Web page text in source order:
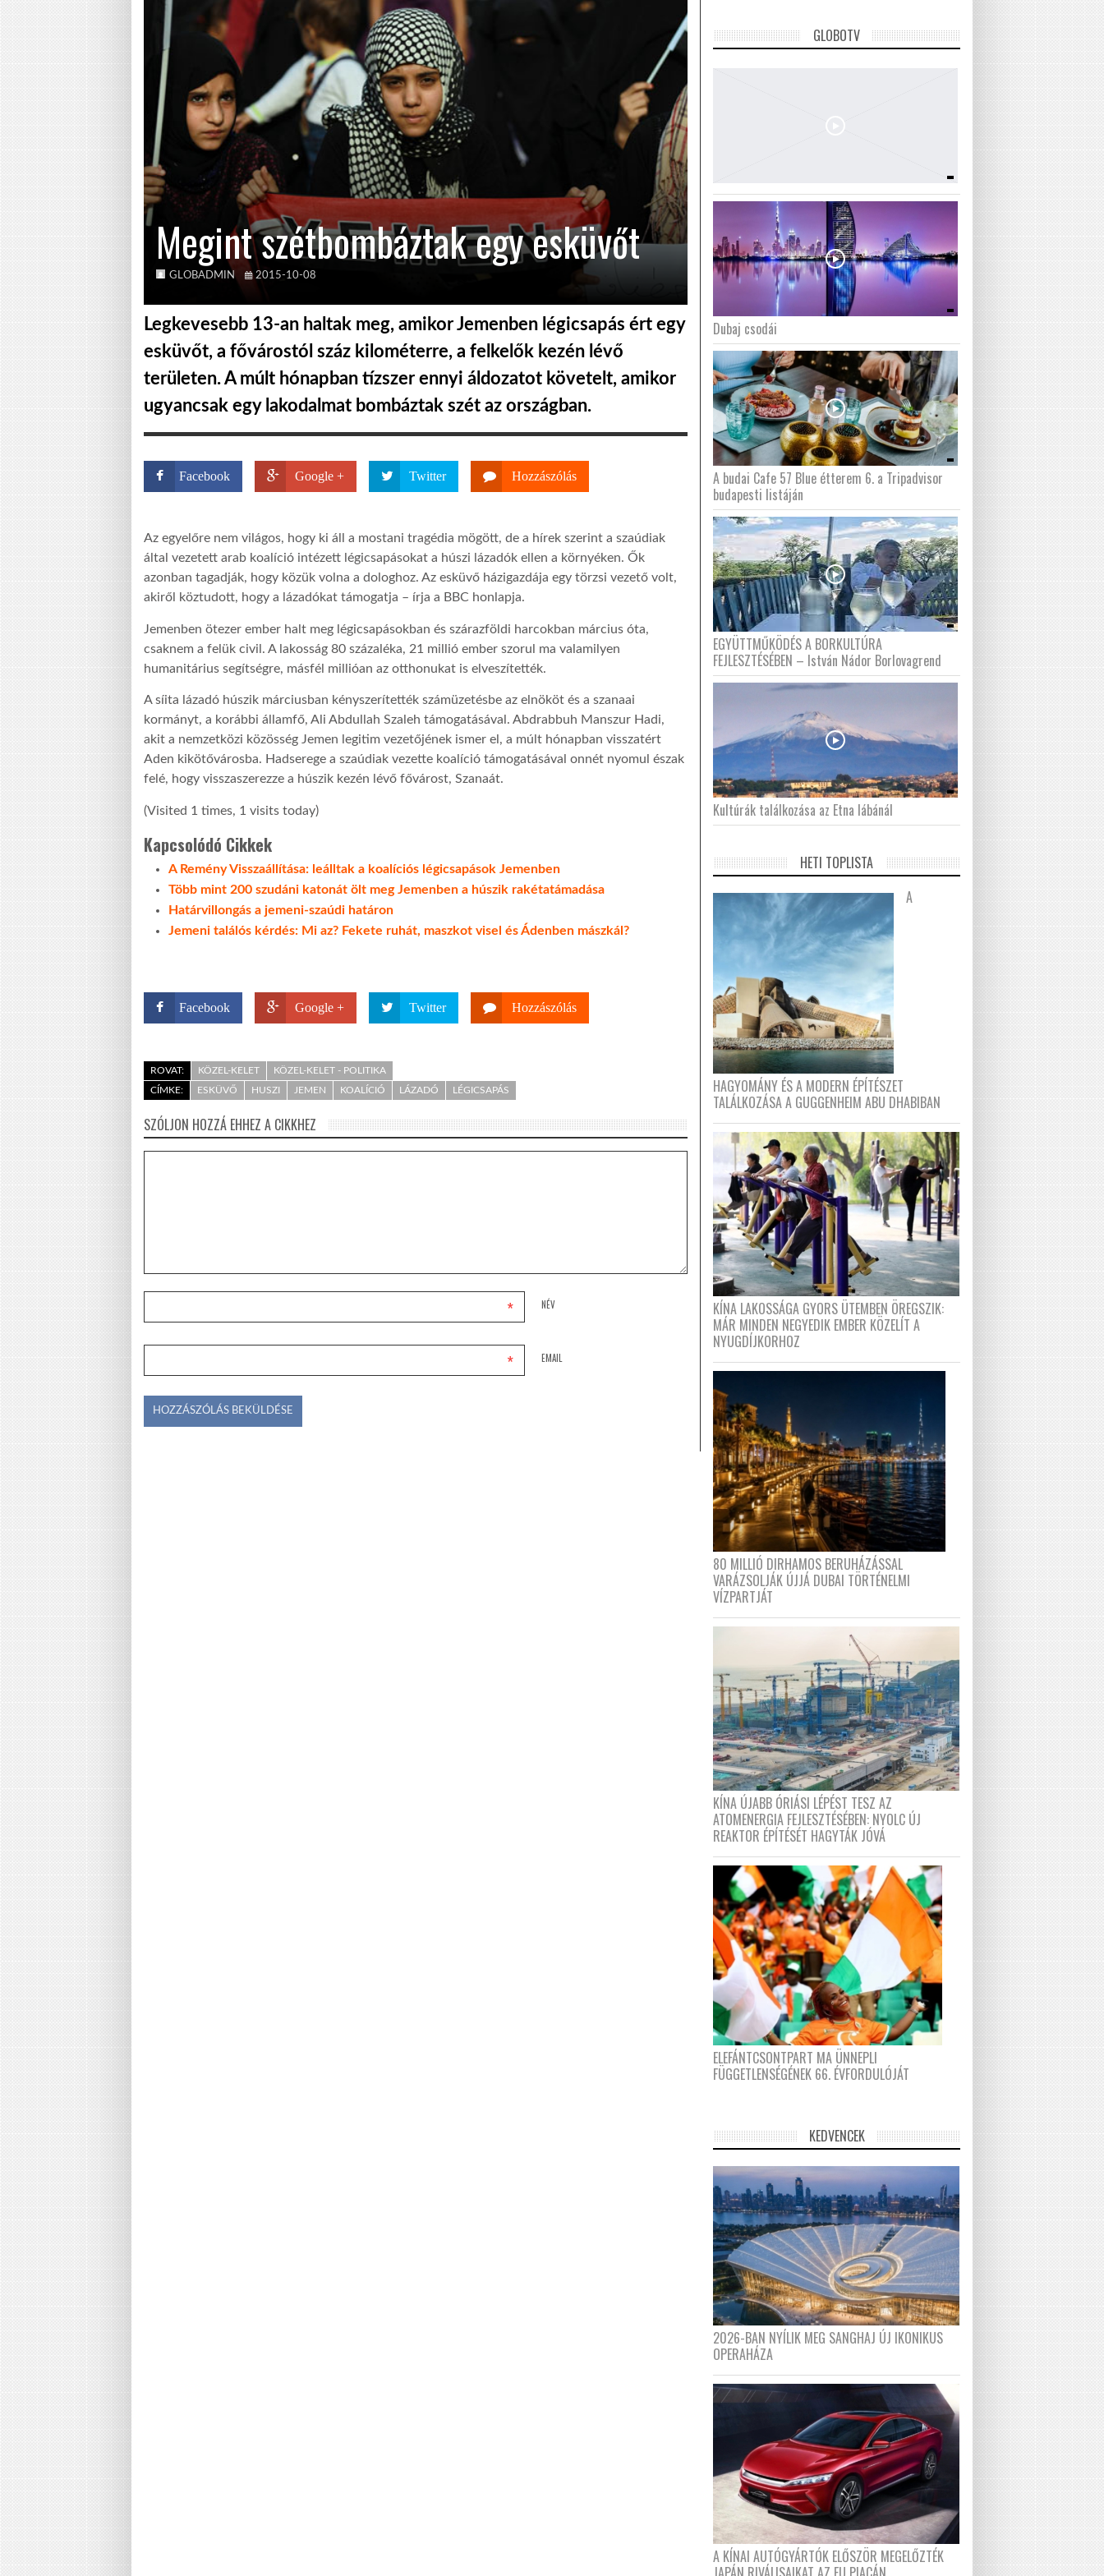
Megint szétbombáztak egy esküvőt
GLOBADMIN 2015-10-08
Legkevesebb 13-an haltak meg, amikor Jemenben légicsapás ért egy
esküvőt, a fővárostól száz kilométerre, a felkelők kezén lévő
területen. A múlt hónapban tízszer ennyi áldozatot követelt, amikor
ugyancsak egy lakodalmat bombáztak szét az országban.
Facebook Google + Twitter Hozzászólás
Az egyelőre nem világos, hogy ki áll a mostani tragédia mögött, de a hírek szerint a szaúdiak
által vezetett arab koalíció intézett légicsapásokat a húszi lázadók ellen a környéken. Ők
azonban tagadják, hogy közük volna a dologhoz. Az esküvő házigazdája egy törzsi vezető volt,
akiről köztudott, hogy a lázadókat támogatja – írja a BBC honlapja.
Jemenben ötezer ember halt meg légicsapásokban és szárazföldi harcokban március óta,
csaknem a felük civil. A lakosság 80 százaléka, 21 millió ember szorul ma valamilyen
humanitárius segítségre, másfél millióan az otthonukat is elveszítették.
A síita lázadó húszik márciusban kényszerítették számüzetésbe az elnököt és a szanaai
kormányt, a korábbi államfő, Ali Abdullah Szaleh támogatásával. Abdrabbuh Manszur Hadi,
akit a nemzetközi közösség Jemen legitim vezetőjének ismer el, a múlt hónapban visszatért
Aden kikötővárosba. Hadserege a szaúdiak vezette koalíció támogatásával onnét nyomul észak
felé, hogy visszaszerezze a húszik kezén lévő fővárost, Szanaát.
(Visited 1 times, 1 visits today)
Kapcsolódó Cikkek
A Remény Visszaállítása: leálltak a koalíciós légicsapások Jemenben
Több mint 200 szudáni katonát ölt meg Jemenben a húszik rakétatámadása
Határvillongás a jemeni-szaúdi határon
Jemeni találós kérdés: Mi az? Fekete ruhát, maszkot visel és Ádenben mászkál?
Facebook Google + Twitter Hozzászólás
ROVAT: KÖZEL-KELET
KÖZEL-KELET - POLITIKA
CÍMKE:
ESKÜVŐ HUSZI JEMEN KOALÍCIÓ LÁZADÓ LÉGICSAPÁS
SZÓLJON HOZZÁ EHHEZ A CIKKHEZ
NÉV
*
EMAIL
*
GLOBOTV
Dubaj csodái
A budai Cafe 57 Blue étterem 6. a Tripadvisor
budapesti listáján
EGYÜTTMŰKÖDÉS A BORKULTÚRA
FEJLESZTÉSÉBEN – István Nádor Borlovagrend
Kultúrák találkozása az Etna lábánál
HETI TOPLISTA
A
HAGYOMÁNY ÉS A MODERN ÉPÍTÉSZET
TALÁLKOZÁSA A GUGGENHEIM ABU DHABIBAN
KÍNA LAKOSSÁGA GYORS ÜTEMBEN ÖREGSZIK:
MÁR MINDEN NEGYEDIK EMBER KÖZELÍT A
NYUGDÍJKORHOZ
80 MILLIÓ DIRHAMOS BERUHÁZÁSSAL
VARÁZSOLJÁK ÚJJÁ DUBAI TÖRTÉNELMI
VÍZPARTJÁT
KÍNA ÚJABB ÓRIÁSI LÉPÉST TESZ AZ
ATOMENERGIA FEJLESZTÉSÉBEN: NYOLC ÚJ
REAKTOR ÉPÍTÉSÉT HAGYTÁK JÓVÁ
ELEFÁNTCSONTPART MA ÜNNEPLI
FÜGGETLENSÉGÉNEK 66. ÉVFORDULÓJÁT
KEDVENCEK
2026-BAN NYÍLIK MEG SANGHAJ ÚJ IKONIKUS
OPERAHÁZA
A KÍNAI AUTÓGYÁRTÓK ELŐSZÖR MEGELŐZTÉK